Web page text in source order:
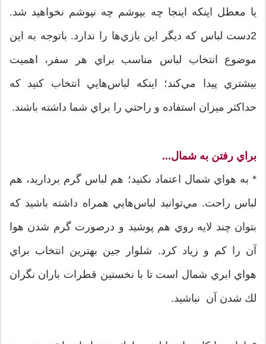
يا معطل اينكه اينجا چه بپوشم چه نپوشم نخواهيد شد.
2دست لباس که ديگر اين بازي‌ها را ندارد. با‌توجه به اين
موضوع انتخاب لباس مناسب براي هر سفر، اهميت
بيشتري پيدا مي‌كند؛ اينكه لباس‌هايي انتخاب كنيد كه
حداكثر ميزان استفاده و راحتي را براي شما داشته باشند.
براي رفتن به شمال...
* به هواي شمال اعتماد نكنيد؛ هم لباس گرم برداريد، هم
لباس راحت. مي‌توانيد لباس‌هايي همراه داشته باشيد كه
بتوان چند لايه روي هم پوشيد و درصورت گرم شدن هوا
آن را كم و زياد كرد. شلوار جين بهترين انتخاب براي
هواي ابري شمال است تا با نخستين قطرات باران نگران
لك شدن آن نباشيد.